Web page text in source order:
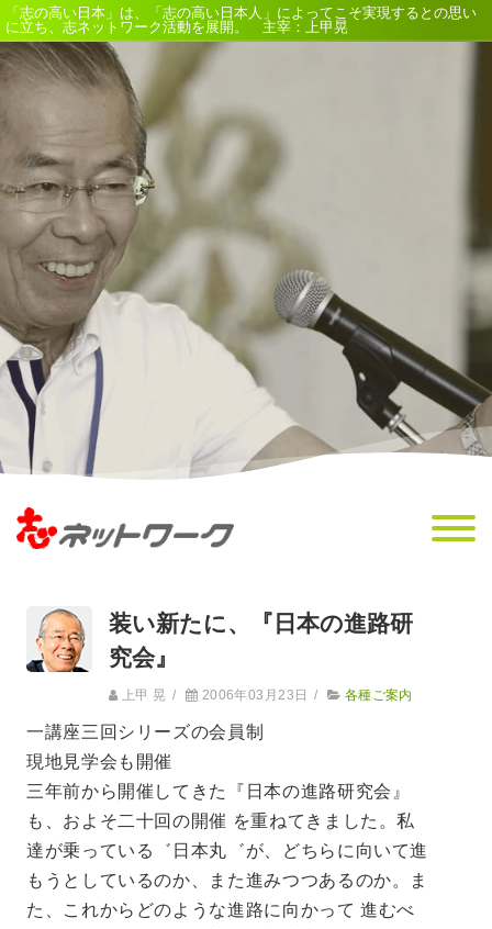
「志の高い日本」は、「志の高い日本人」によってこそ実現するとの思い
に立ち、志ネットワーク活動を展開。 主宰：上甲晃
装い新たに、『日本の進路研
究会』
上甲 晃 / 2006年03月23日 / 各種ご案内
一講座三回シリーズの会員制
現地見学会も開催
三年前から開催してきた『日本の進路研究会』
も、およそ二十回の開催 を重ねてきました。私
達が乗っている゛日本丸゛が、どちらに向いて進
もうとしているのか、また進みつつあるのか。ま
た、これからどのような進路に向かって 進むべ